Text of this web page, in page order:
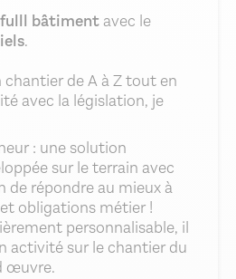
fulll bâtiment avec le
.
de A à Z tout en
avec la législation, je
: une solution
sur le terrain avec
de répondre au mieux à
obligations métier !
personnalisable, il
activité sur le chantier du
œuvre.